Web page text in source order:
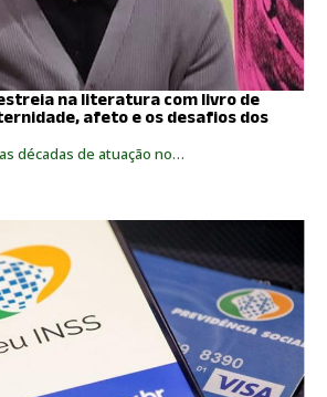
na literatura com livro de
afeto e os desafios dos
décadas de atuação no…